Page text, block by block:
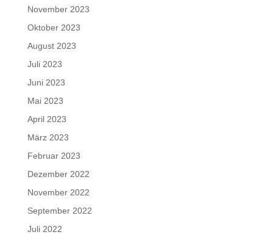
November 2023
Oktober 2023
August 2023
Juli 2023
Juni 2023
Mai 2023
April 2023
März 2023
Februar 2023
Dezember 2022
November 2022
September 2022
Juli 2022